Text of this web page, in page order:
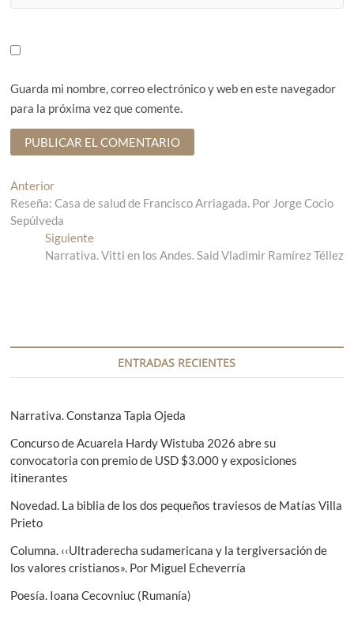
Guarda mi nombre, correo electrónico y web en este navegador
para la próxima vez que comente.
N
a
c
n
d
e
n
t
r
a
Anterior
n
t
r
a
r
o
:
Reseña: Casa de salud de Francisco Arriagada. Por Jorge Cocio
Sepúlveda
SiguienteE
n
i
u
e
n
e
Narrativa. Vitti en los Andes. Said Vladimir Ramírez Téllez
ENTRADAS RECIENTES
Narrativa. Constanza Tapia Ojeda
Concurso de Acuarela Hardy Wistuba 2026 abre su
convocatoria con premio de USD $3.000 y exposiciones
itinerantes
Novedad. La biblia de los dos pequeños traviesos de Matías Villa
Prieto
Columna. ‹‹Ultraderecha sudamericana y la tergiversación de
los valores cristianos». Por Miguel Echeverría
Poesía. Ioana Cecovniuc (Rumanía)